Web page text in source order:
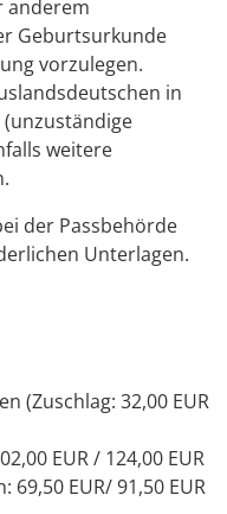
anderem
Geburtsurkunde
vorzulegen.
in
weitere
der Passbehörde
Unterlagen.
(Zuschlag: 32,00 EUR
EUR / 124,00 EUR
69,50 EUR/ 91,50 EUR